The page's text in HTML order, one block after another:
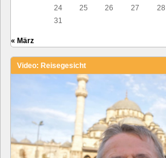
24
25 26 27 28
31
« März
Video: Reisegesicht